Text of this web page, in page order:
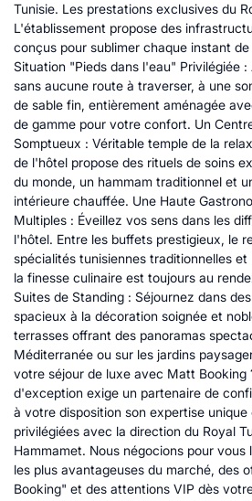
Tunisie. Les prestations exclusives du
L'établissement propose des
conçus pour sublimer chaque instant
Situation "Pieds dans l'eau" Privilégiée
sans aucune route à traverser, à une
de sable fin, entièrement aménagée
de gamme pour votre confort. Un
Somptueux : Véritable temple de la
de l'hôtel propose des rituels de soins
du monde, un hammam traditionnel et
intérieure chauffée. Une Haute
Multiples : Éveillez vos sens dans les
l'hôtel. Entre les buffets prestigieux, le
spécialités tunisiennes traditionnelles
la finesse culinaire est toujours au
Suites de Standing : Séjournez dans
spacieux à la décoration soignée et
terrasses offrant des panoramas
Méditerranée ou sur les jardins
votre séjour de luxe avec Matt Booking
d'exception exige un partenaire de
à votre disposition son expertise unique
privilégiées avec la direction du Royal
Hammamet. Nous négocions pour
les plus avantageuses du marché, des
Booking" et des attentions VIP dès